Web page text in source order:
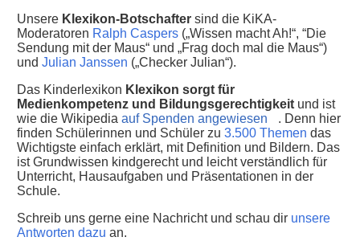
Unsere Klexikon-Botschafter sind die KiKA-
Moderatoren Ralph Caspers („Wissen macht Ah!“, “Die
Sendung mit der Maus“ und „Frag doch mal die Maus“)
und Julian Janssen („Checker Julian“).
Das Kinderlexikon Klexikon sorgt für
Medienkompetenz und Bildungsgerechtigkeit und ist
wie die Wikipedia auf Spenden angewiesen
. Denn hier
finden Schülerinnen und Schüler zu 3.500 Themen das
Wichtigste einfach erklärt, mit Definition und Bildern. Das
ist Grundwissen kindgerecht und leicht verständlich für
Unterricht, Hausaufgaben und Präsentationen in der
Schule.
Schreib uns gerne eine Nachricht und schau dir unsere
Antworten dazu an.